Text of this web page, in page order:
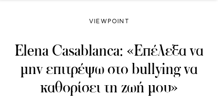
VIEWPOINT
Elena Casablanca: «Επέλεξα να
μην επιτρέψω στο bullying να
καθορίσει τη ζωή μου»